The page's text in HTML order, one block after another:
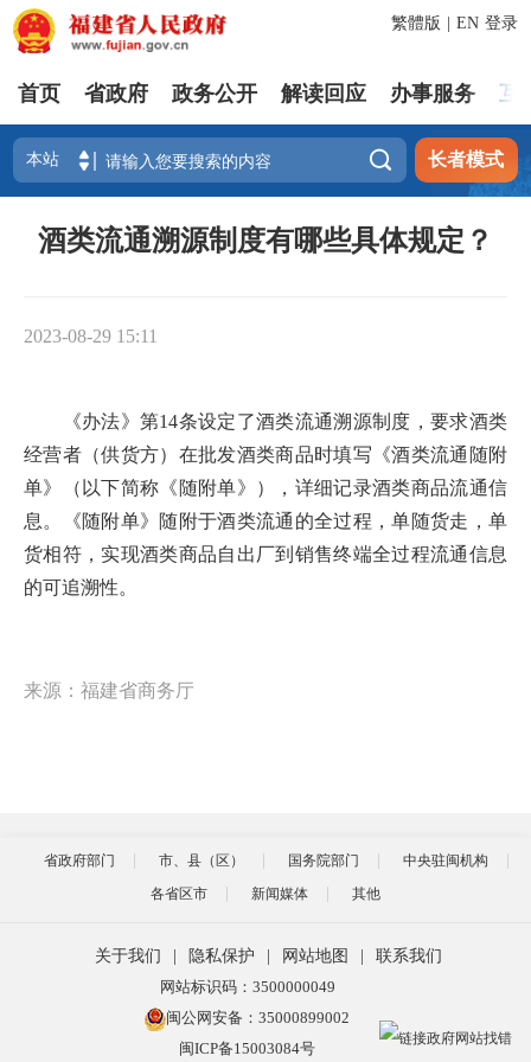
登录
繁體版 EN
首页 省政府 政务公开 解读回应 办事服务 互
 长者模式
酒类流通溯源制度有哪些具体规定？
2023-08-29 15:11
《办法》第14条设定了酒类流通溯源制度，要求酒类
经营者（供货方）在批发酒类商品时填写《酒类流通随附
单》（以下简称《随附单》），详细记录酒类商品流通信
息。《随附单》随附于酒类流通的全过程，单随货走，单
货相符，实现酒类商品自出厂到销售终端全过程流通信息
的可追溯性。
来源：福建省商务厅
省政府部门 市、县（区） 国务院部门
中央驻闽机构
各省区市
新闻媒体 其他
关于我们 隐私保护 网站地图
联系我们
网站标识码：3500000049
闽公网安备：35000899002
闽ICP备15003084号